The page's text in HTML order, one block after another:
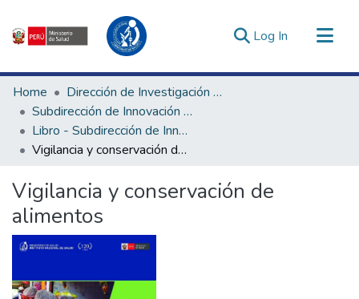
Log In (current)
Communities & Collections
All of DSpace
Statistics
Estadísticas Externas
Enlaces de interés ▾
Home
Dirección de Investigación e Innovación en Salud
Subdirección de Innovación en Salud
Libro - Subdirección de Innovación en Salud
Vigilancia y conservación de alimentos
Vigilancia y conservación de
alimentos